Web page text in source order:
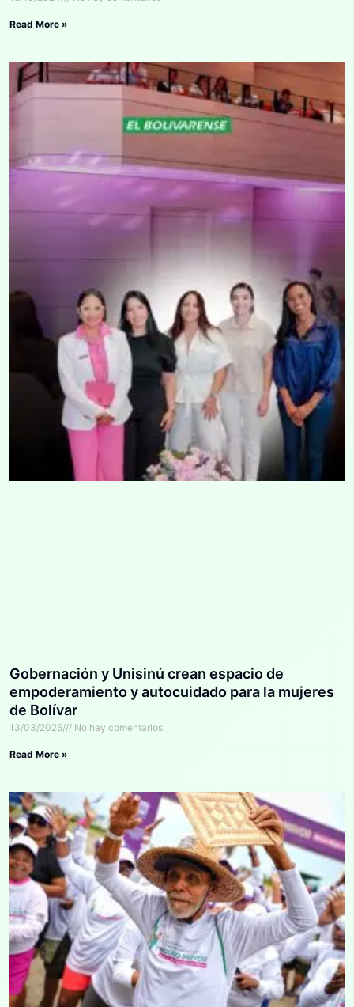
Read More »
Gobernación y Unisinú crean espacio de
empoderamiento y autocuidado para la mujeres
de Bolívar
13/03/2025 No hay comentarios
Read More »